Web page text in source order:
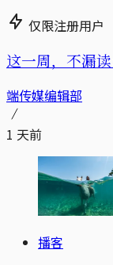
仅限注册用户
这一周，不漏
端传媒编辑部
1 天前
播客